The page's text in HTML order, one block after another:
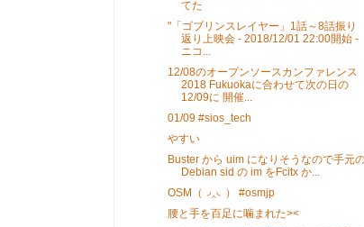
てた
"「ゴブリンスレイヤー」1話～8話振り
返り上映会 - 2018/12/01 22:00開始 -
ニコ...
12/08のオープンソースカンファレンス
2018 Fukuokaに合わせて次の日の
12/09に 開催...
01/09 #sios_tech
やすい
Buster から uim になりそうなので手元
Debian sid の im をFcitx か...
OSM（◞‸◟） #osmjp
腰と手を百足に噛まれた><